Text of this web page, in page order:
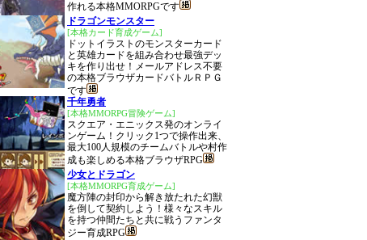
作れる本格MMORPGです
ドラゴンモンスター
[本格カード育成ゲーム]
ドットイラストのモンスターカード
と英雄カードを組み合わせ最強デッ
キを作り出せ！メールアドレス不要
の本格ブラウザカードバトルＲＰＧ
です
千年勇者
[本格MMORPG冒険ゲーム]
スクエア・エニックス発のオンライ
ンゲーム！クリック1つで操作出来、
最大100人規模のチームバトルや村作
成も楽しめる本格ブラウザRPG
少女とドラゴン
[本格MMORPG育成ゲーム]
魔方陣の封印から解き放たれた幻獣
を倒して契約しよう！様々なスキル
を持つ仲間たちと共に戦うファンタ
ジー育成RPG